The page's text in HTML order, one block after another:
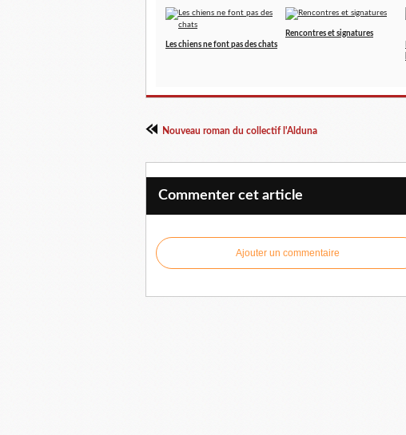
Les chiens ne font pas des chats
Rencontres et signatures
Nouveau roman du collectif l'Alduna
Commenter cet article
Ajouter un commentaire